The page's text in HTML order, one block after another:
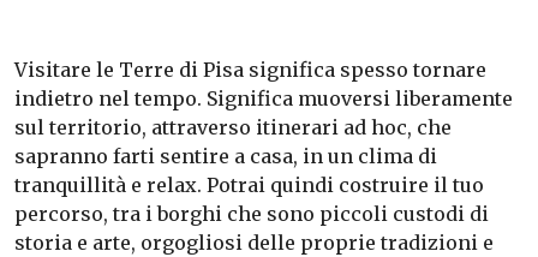
Visitare le Terre di Pisa significa spesso tornare
indietro nel tempo. Significa muoversi liberamente
sul territorio, attraverso itinerari ad hoc, che
sapranno farti sentire a casa, in un clima di
tranquillità e relax. Potrai quindi costruire il tuo
percorso, tra i borghi che sono piccoli custodi di
storia e arte, orgogliosi delle proprie tradizioni e